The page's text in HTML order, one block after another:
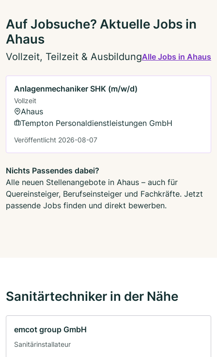
Auf Jobsuche? Aktuelle Jobs in
Ahaus
Vollzeit, Teilzeit & AusbildungAlle Jobs in Ahaus
Anlagenmechaniker SHK (m/w/d)
Vollzeit
Ahaus
Tempton Personaldienstleistungen GmbH
Veröffentlicht 2026-08-07
Nichts Passendes dabei?
Alle neuen Stellenangebote in Ahaus – auch für
Quereinsteiger, Berufseinsteiger und Fachkräfte. Jetzt
passende Jobs finden und direkt bewerben.
Sanitärtechniker in der Nähe
emcot group GmbH
Sanitärinstallateur